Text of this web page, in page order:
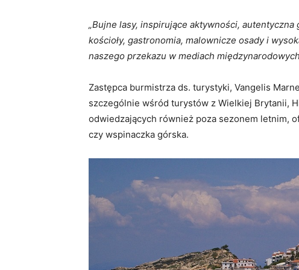
„Bujne lasy, inspirujące aktywności,
kościoły, gastronomia, malownicze osady i
naszego przekazu w mediach
Zastępca burmistrza ds. turystyki, Vangelis
szczególnie wśród turystów z Wielkiej Brytanii,
odwiedzających również poza sezonem letnim,
czy wspinaczka górska.